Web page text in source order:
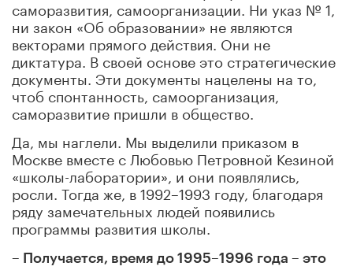
саморазвития, самоорганизации. Ни указ № 1,
ни закон «Об образовании» не являются
векторами прямого действия. Они не
диктатура. В своей основе это стратегические
документы. Эти документы нацелены на то,
чтоб спонтанность, самоорганизация,
саморазвитие пришли в общество.
Да, мы наглели. Мы выделили приказом в
Москве вместе с Любовью Петровной Кезиной
«школы-лаборатории», и они появлялись,
росли. Тогда же, в 1992–1993 году, благодаря
ряду замечательных людей появились
программы развития школы.
– Получается, время до 1995–1996 года – это